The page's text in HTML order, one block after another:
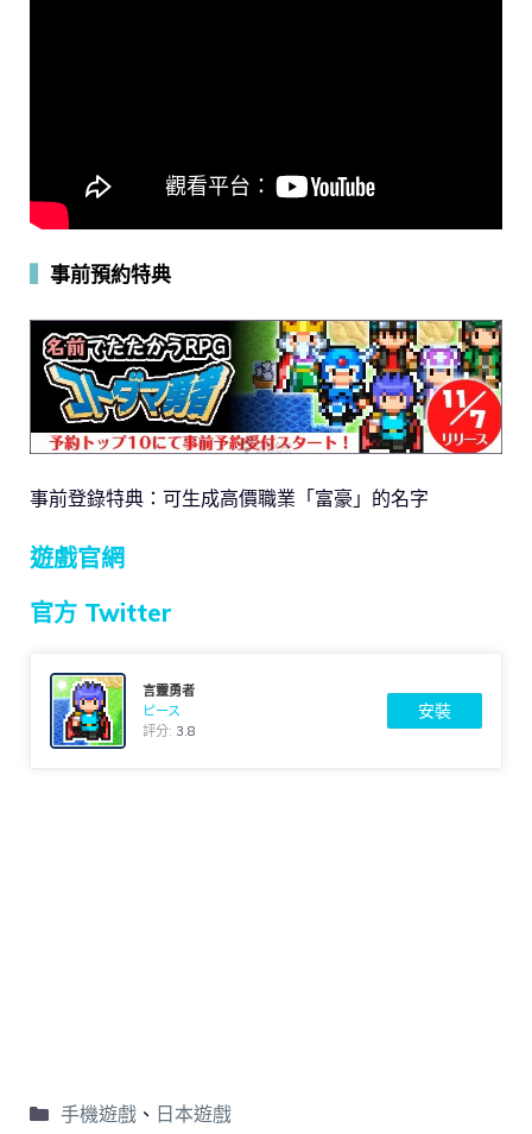
事前預約特典
事前登錄特典：可生成高價職業「富豪」的名字
遊戲官網
官方 Twitter
言靈勇者
ピース
評分: 3.8
安裝
手機遊戲、 日本遊戲